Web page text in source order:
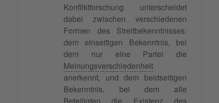
Konfliktforschung unterscheidet
dabei zwischen verschiedenen
Formen des Streitbekenntnisses:
dem einseitigen Bekenntnis, bei
dem nur eine Partei die
Meinungsverschiedenheit
anerkennt, und dem beidseitigen
Bekenntnis, bei dem alle